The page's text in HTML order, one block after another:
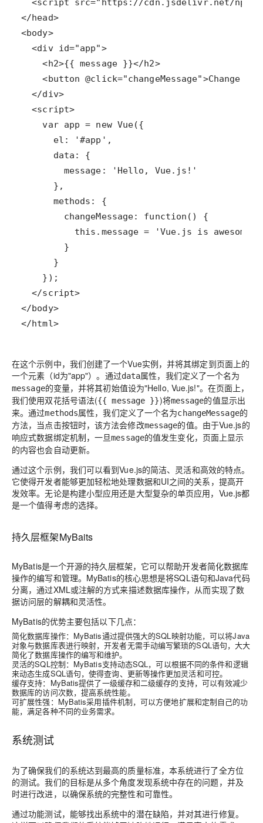
</head>
<body>
  <div id="app">
    <h2>{{ message }}</h2>
  </div>
</body>
</html>
在这个示例中，我们创建了一个Vue实例，并将其绑定到页面上的
一个元素（id为"app"）。通过data属性，我们定义了一个名为
message的变量，并将其初始值设为"Hello, Vue.js!"。在页面上，
我们使用双花括号语法({{ message }})将message的值显示出
来。通过methods属性，我们定义了一个名为changeMessage的
方法，当点击按钮时，该方法会修改message的值。由于Vue.js的
响应式数据绑定机制，一旦message的值发生变化，页面上显示
的内容也会自动更新。
通过这个示例，我们可以看到Vue.js的简洁、灵活和高效的特点。
它使得开发者能够更加轻松地处理数据和UI之间的关系，提高开
发效率。无论是构建小型应用还是大型复杂的单页应用，Vue.js都
是一个值得考虑的选择。
持久层框架MyBaits
MyBatis是一个开源的持久层框架，它可以帮助开发者简化数据库
操作的编写和管理。MyBatis的核心思想是将SQL语句和Java代码
分离，通过XML或注解的方式来描述数据库操作，从而实现了数
据访问层的解耦和灵活性。
MyBatis的优势主要包括以下几点：
简化数据库操作：MyBatis通过提供强大的SQL映射功能，可以将Java
对象与数据库表进行映射，开发者无需手动编写繁琐的SQL语句，大大
简化了数据库操作的编写和维护。
灵活的SQL控制：MyBatis支持动态SQL，可以根据不同的条件和逻辑
来动态生成SQL语句，使得查询、更新等操作更加灵活和可控。
缓存支持：MyBatis提供了一级缓存和二级缓存的支持，可以有效减少
数据库的访问次数，提高系统性能。
可扩展性强：MyBatis采用插件机制，可以方便地扩展和定制自己的功
能，满足各种不同的业务需求。
系统测试
为了确保我们的系统达到最高的质量标准，本系统进行了全方位
的测试。我们的目标是从多个角度发现系统中存在的问题，并及
时进行改进，以确保系统的完整性和可靠性。
通过功能测试，能够找出系统中的潜在缺陷，并对其进行修复。